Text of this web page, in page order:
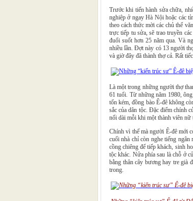
Trước khi tiến hành sửa chữa,
nghiệp ở ngay Hà Nội hoặc các
theo cách thức mời các chủ thể
trực tiếp tu sửa, sẽ trao truyền
đuổi suốt hơn 25 năm qua. Và
nhiều lần. Đợt này có 13 người
và giờ đây đã thành thợ cả. Rất
Là một trong những người thợ
61 tuổi. Từ những năm 1980,
tốn kém, đồng bào Ê-đê không
sắc của dân tộc. Đặc điểm chính
nối dài mỗi khi một thành viên
Chính vì thế mà người Ê-đê mới
cuối nhà chỉ còn nghe tiếng
cồng chiêng để tiếp khách, sinh
tộc khác. Nửa phía sau là chỗ ở
bằng thân cây bương hay tre già
trong.